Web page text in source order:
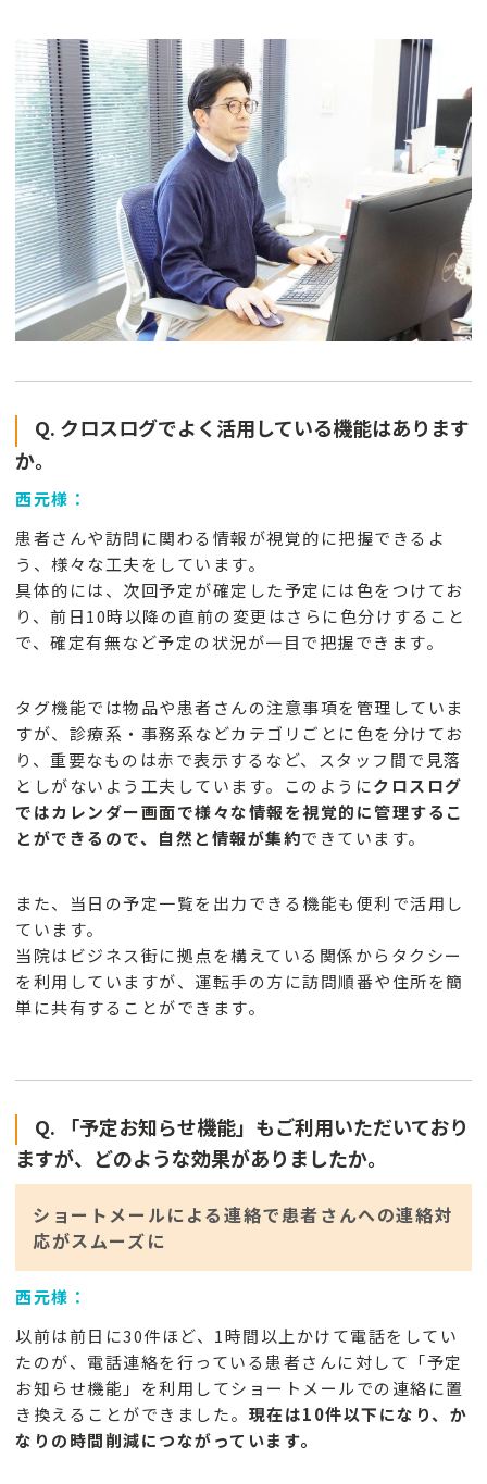
Q. クロスログでよく活用している機能はあります
か。
西元様：
患者さんや訪問に関わる情報が視覚的に把握できるよ
う、様々な工夫をしています。
具体的には、次回予定が確定した予定には色をつけてお
り、前日10時以降の直前の変更はさらに色分けすること
で、確定有無など予定の状況が一目で把握できます。
タグ機能では物品や患者さんの注意事項を管理していま
すが、診療系・事務系などカテゴリごとに色を分けてお
り、重要なものは赤で表示するなど、スタッフ間で見落
としがないよう工夫しています。このようにクロスログ
ではカレンダー画面で様々な情報を視覚的に管理するこ
とができるので、自然と情報が集約できています。
また、当日の予定一覧を出力できる機能も便利で活用し
ています。
当院はビジネス街に拠点を構えている関係からタクシー
を利用していますが、運転手の方に訪問順番や住所を簡
単に共有することができます。
Q. 「予定お知らせ機能」もご利用いただいており
ますが、どのような効果がありましたか。
ショートメールによる連絡で患者さんへの連絡対
応がスムーズに
西元様：
以前は前日に30件ほど、1時間以上かけて電話をしてい
たのが、電話連絡を行っている患者さんに対して「予定
お知らせ機能」を利用してショートメールでの連絡に置
き換えることができました。 現在は10件以下になり、か
なりの時間削減につながっています。